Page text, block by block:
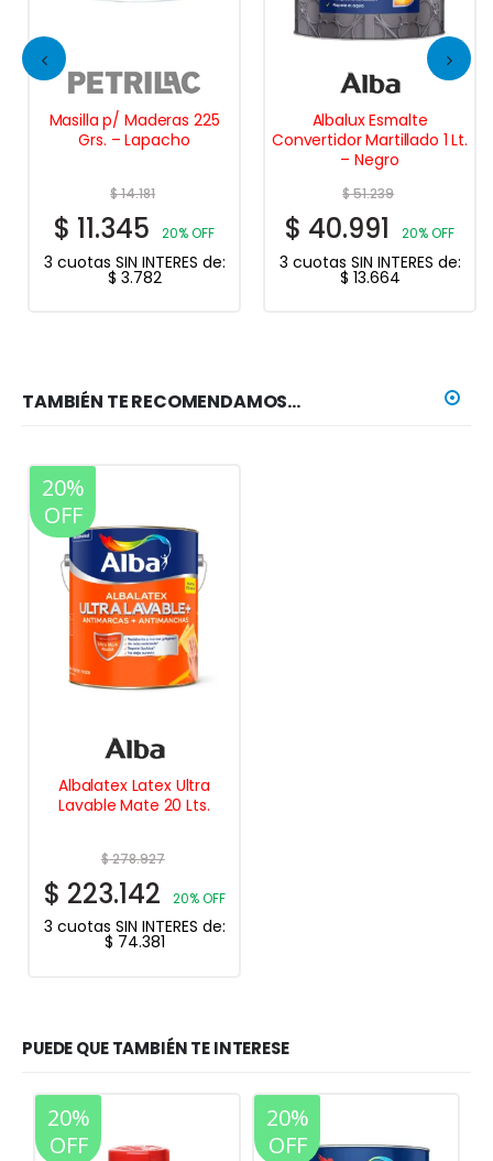
Masilla p/ Maderas 225
Grs. – Lapacho
$14.181
$ 11.345 20% OFF
3 cuotas SIN INTERES de:
$ 3.782
Albalux Esmalte
Convertidor Martillado 1 Lt.
– Negro
$51.239
$ 40.991 20% OFF
3 cuotas SIN INTERES de:
$ 13.664
TAMBIÉN TE RECOMENDAMOS…
20%
OFF
Albalatex Latex Ultra
Lavable Mate 20 Lts.
$278.927
$ 223.142 20% OFF
3 cuotas SIN INTERES de:
$ 74.381
PUEDE QUE TAMBIÉN TE INTERESE
20%
OFF
20%
OFF